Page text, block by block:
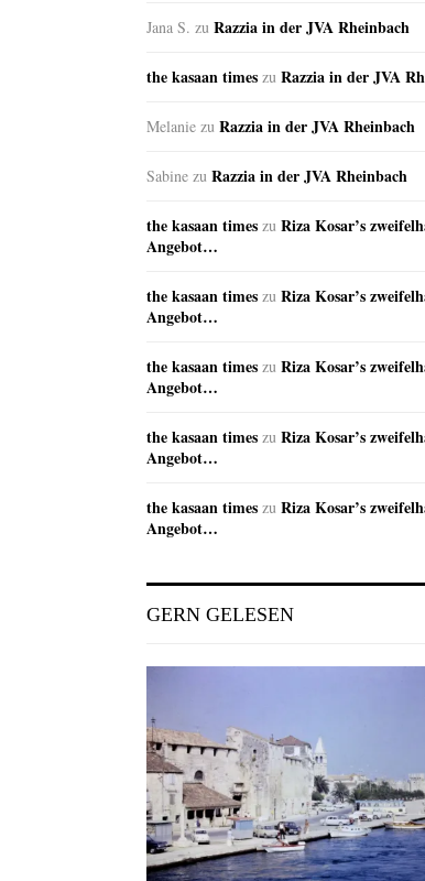
Jana S. zu Razzia in der JVA Rheinbach
the kasaan times zu Razzia in der JVA
Melanie zu Razzia in der JVA Rheinbach
Sabine zu Razzia in der JVA Rheinbach
the kasaan times zu Riza Kosar’s
Angebot…
the kasaan times zu Riza Kosar’s
Angebot…
the kasaan times zu Riza Kosar’s
Angebot…
the kasaan times zu Riza Kosar’s
Angebot…
the kasaan times zu Riza Kosar’s
Angebot…
GERN GELESEN